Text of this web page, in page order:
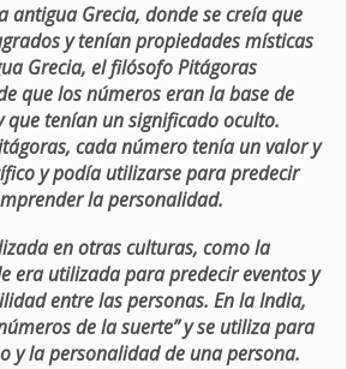
antigua Grecia, donde se creía que
y tenían propiedades místicas
Grecia, el filósofo Pitágoras
que los números eran la base de
que tenían un significado oculto.
cada número tenía un valor y
y podía utilizarse para predecir
la personalidad.
en otras culturas, como la
era utilizada para predecir eventos y
entre las personas. En la India,
de la suerte” y se utiliza para
y la personalidad de una persona.